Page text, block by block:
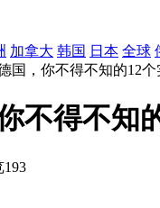
加拿大 韩国 日本 全球
国，你不得不知的12个
不得不知
193